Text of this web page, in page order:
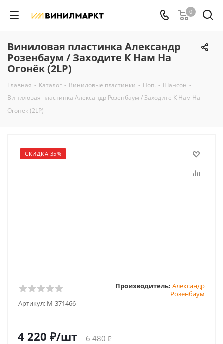
0
Виниловая пластинка Александр
Розенбаум / Заходите К Нам На
Огонёк (2LP)
Главная - Каталог - Виниловые пластинки - Поп. - Шансон -
Виниловая пластинка Александр Розенбаум / Заходите К Нам На
Огонёк (2LP)
СКИДКА 35%
Артикул: M-371466
Производитель: Александр
Розенбаум
4 220 ₽/шт 6 480₽